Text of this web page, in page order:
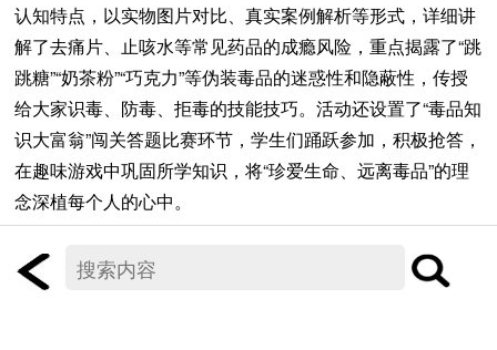
认知特点，以实物图片对比、真实案例解析等形式，详细讲
解了去痛片、止咳水等常见药品的成瘾风险，重点揭露了“跳
跳糖”“奶茶粉”“巧克力”等伪装毒品的迷惑性和隐蔽性，传授
给大家识毒、防毒、拒毒的技能技巧。活动还设置了“毒品知
识大富翁”闯关答题比赛环节，学生们踊跃参加，积极抢答，
在趣味游戏中巩固所学知识，将“珍爱生命、远离毒品”的理
念深植每个人的心中。